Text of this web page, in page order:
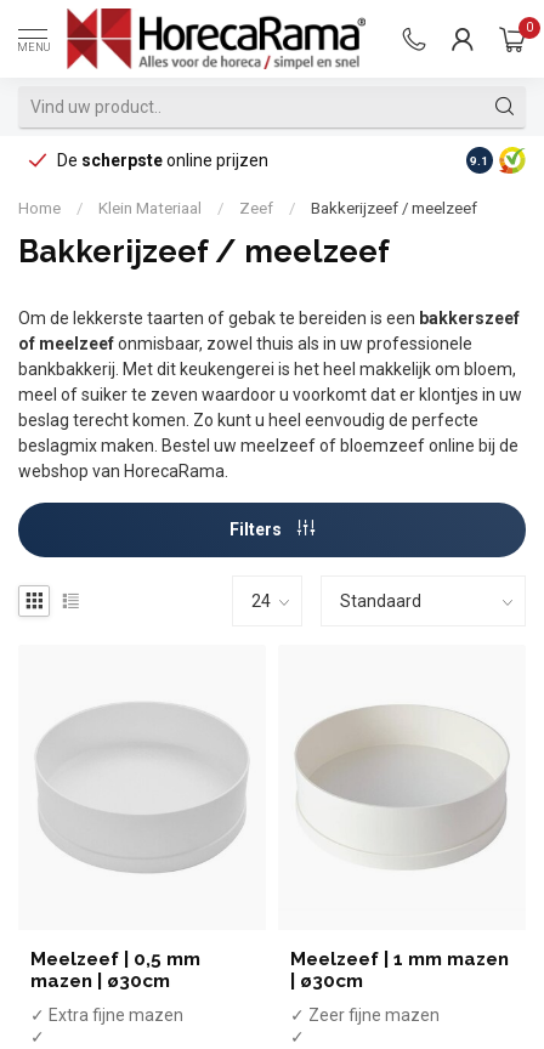
MENU
0
De scherpsteonline prijzen Op
9.1
Home / Klein Materiaal / Zeef / Bakkerijzeef / meelzeef
Bakkerijzeef / meelzeef
Om de lekkerste taarten of gebak te bereiden is een bakkerszeef
of meelzeefonmisbaar, zowel thuis als in uw professionele
bankbakkerij. Met dit keukengerei is het heel makkelijk om bloem,
meel of suiker te zeven waardoor u voorkomt dat er klontjes in uw
beslag terecht komen. Zo kunt u heel eenvoudig de perfecte
beslagmix maken. Bestel uw meelzeef of bloemzeef online bij de
webshop van HorecaRama.
Filters
Meelzeef | 0,5 mm
mazen | ø30cm
✓ Extra fijne mazen
✓
Meelzeef | 1 mm mazen
| ø30cm
✓ Zeer fijne mazen
✓